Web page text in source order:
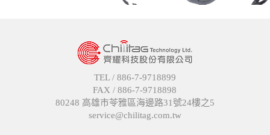
TEL / 886-7-9718899
FAX /886-7-9718898
80248 高雄市苓雅區海邊路31號24樓之5
service@chilitag.com.tw